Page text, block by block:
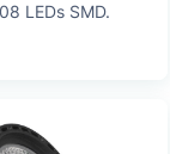
LEDs SMD.